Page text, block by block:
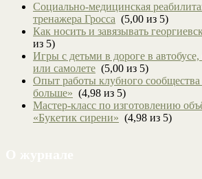
Социально-медицинская
тренажера Гросса (5,00 из 5)
Как носить и завязывать
из 5)
Игры с детьми в дороге в
или самолете (5,00 из 5)
Опыт работы клубного
больше» (4,98 из 5)
Мастер-класс по изготовлению
«Букетик сирени» (4,98 из 5)